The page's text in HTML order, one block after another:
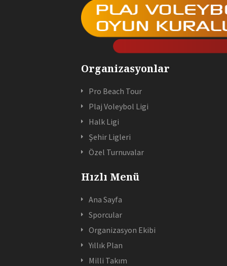
Organizasyonlar
Pro Beach Tour
Plaj Voleybol Ligi
Halk Ligi
Şehir Ligleri
Özel Turnuvalar
Hızlı Menü
Ana Sayfa
Sporcular
Organizasyon Ekibi
Yıllık Plan
Milli Takım